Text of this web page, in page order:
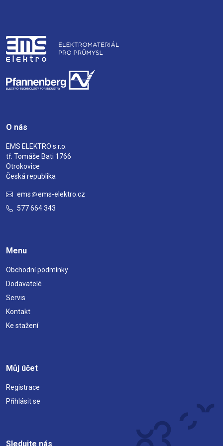
O nás
EMS ELEKTRO s.r.o.
tř. Tomáše Bati 1766
Otrokovice
Česká republika
ems
ems-elektro.cz
577 664 343
Menu
Obchodní podmínky
Dodavatelé
Servis
Kontakt
Ke stažení
Můj účet
Registrace
Přihlásit se
Sledujte nás